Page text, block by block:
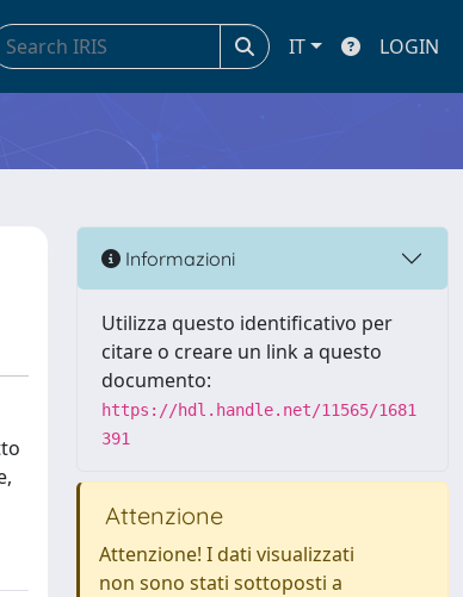
IT LOGIN
Informazioni
Utilizza questo identificativo per
citare o creare un link a questo
documento:
https://hdl.handle.net/11565/1681
391
Attenzione
Attenzione! I dati visualizzati
non sono stati sottoposti a